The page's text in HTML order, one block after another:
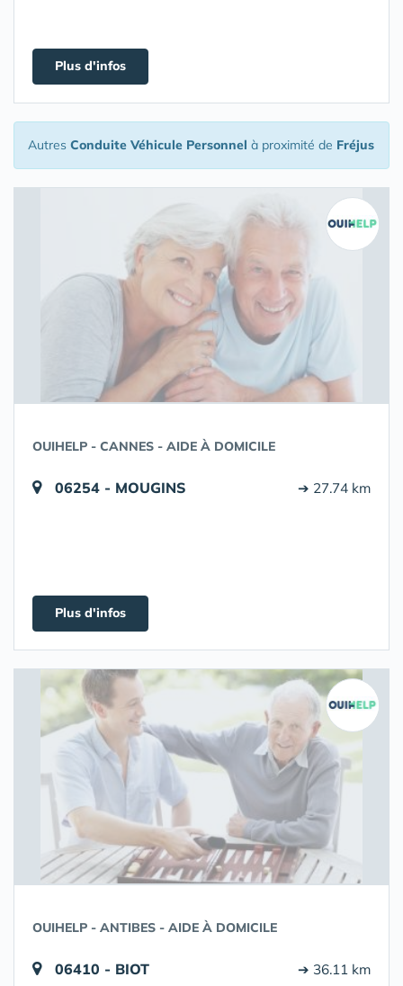
Plus d'infos
Autres Conduite Véhicule Personnel à proximité de Fréjus
OUIHELP - CANNES - AIDE À DOMICILE
06254 - MOUGINS ➔ 27.74 km
Plus d'infos
OUIHELP - ANTIBES - AIDE À DOMICILE
06410 - BIOT ➔ 36.11 km